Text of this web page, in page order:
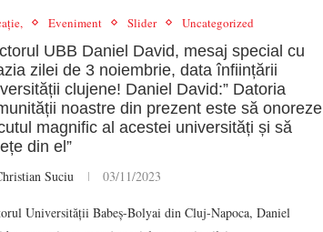
Eveniment Slider Uncategorized
UBB Daniel David, mesaj special cu
zilei de 3 noiembrie, data înființării
clujene! Daniel David:” Datoria
noastre din prezent este să onoreze
magnific al acestei universități și să
din el”
Suciu 03/11/2023
Universității Babeș-Bolyai din Cluj-Napoca, Daniel